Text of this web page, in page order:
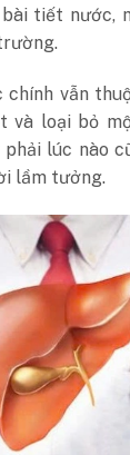
tiết nước,
vẫn
và loại bỏ
lúc nào
lầm tưởng.